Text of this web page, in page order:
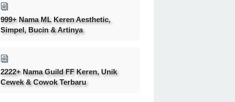
999+ Nama ML Keren Aesthetic,
Simpel, Bucin & Artinya
2222+ Nama Guild FF Keren, Unik
Cewek & Cowok Terbaru